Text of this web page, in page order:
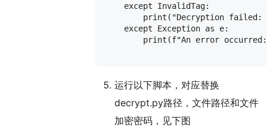
    except InvalidTag:
print("Decryption
    except Exception as e:
print(f"An error
运行以下脚本，对应替换
decrypt.py路径，文件路径和文件
加密密码，见下图